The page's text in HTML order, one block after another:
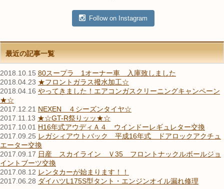
Follow on Instagram
最近の記事一覧
2018.10.15 80スープラ 1オーナー車 入庫致しました
2018.04.23 ★フロントガラス撥水加工☆
2018.04.16 やってきました！エアコンガスクリーニングキャンペーン
★☆
2017.12.21 NEXEN ４シーズンタイヤ☆
2017.11.13 ★☆GT-R祭りッッ★☆
2017.10.01 H16年式アウディＡ４ ウインドーレギュレター交換
2017.09.25 レガシィアウトバック 平成16年式 ドアロックアクチュ
エーター交換
2017.09.17 日産 スカイライン Ｖ35 フロントナックルボールジョ
イントブーツ交換
2017.08.12 レンタカーが始まります！！
2017.06.28 ダイハツL175S型タント・エンジンオイル漏れ修理